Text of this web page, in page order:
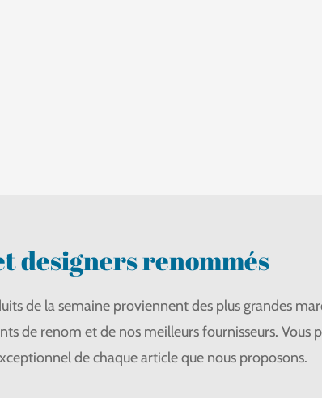
designers renommés
de la semaine proviennent des plus grandes
de renom et de nos meilleurs fournisseurs. Vous
de chaque article que nous proposons.